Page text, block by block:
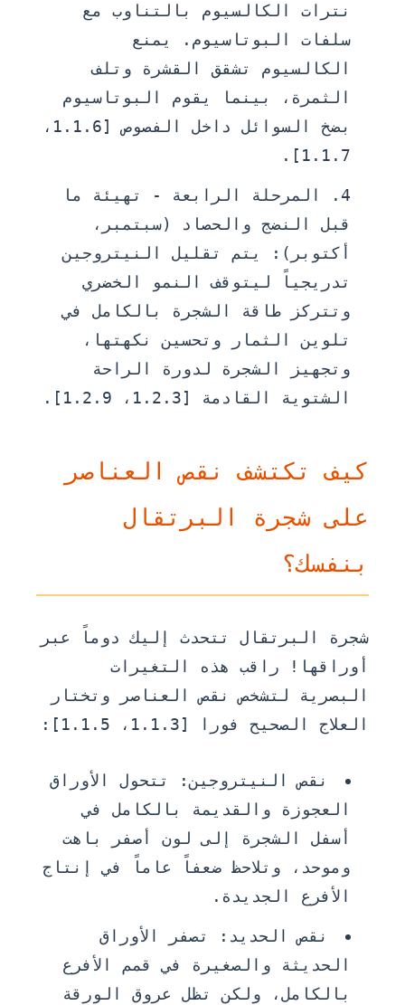
نترات الكالسيوم بالتناوب مع
سلفات البوتاسيوم. يمنع
الكالسيوم تشقق القشرة وتلف
الثمرة، بينما يقوم البوتاسيوم
بضخ السوائل داخل الفصوص [1.1.6،
1.1.7].
المرحلة الرابعة - تهيئة ما
قبل النضج والحصاد (سبتمبر،
أكتوبر):
يتم تقليل النيتروجين
تدريجياً ليتوقف النمو الخضري
وتتركز طاقة الشجرة بالكامل في
تلوين الثمار وتحسين نكهتها،
وتجهيز الشجرة لدورة الراحة
الشتوية القادمة [1.2.3، 1.2.9].
كيف تكتشف نقص العناصر
على شجرة البرتقال
بنفسك؟
شجرة البرتقال تتحدث إليك دوماً عبر
أوراقها! راقب هذه التغيرات
البصرية لتشخص نقص العناصر وتختار
العلاج الصحيح فورا [1.1.3، 1.1.5]:
نقص النيتروجين:
تتحول الأوراق
العجوزة والقديمة بالكامل في
أسفل الشجرة إلى لون أصفر باهت
وموحد، وتلاحظ ضعفاً عاماً في إنتاج
الأفرع الجديدة.
نقص الحديد:
تصفر الأوراق
الحديثة والصغيرة في قمم الأفرع
بالكامل، ولكن تظل عروق الورقة